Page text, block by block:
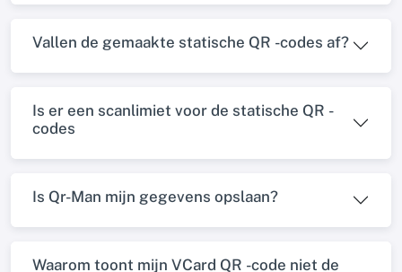
Vallen de gemaakte statische QR -codes af?
Is er een scanlimiet voor de statische QR -
codes
Is Qr-Man mijn gegevens opslaan?
Waarom toont mijn VCard QR -code niet de